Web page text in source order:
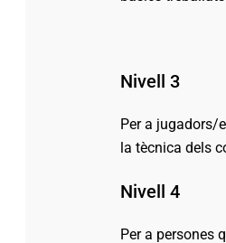
Nivell 3
Per a jugadors/
la tècnica dels
Nivell 4
Per a persones